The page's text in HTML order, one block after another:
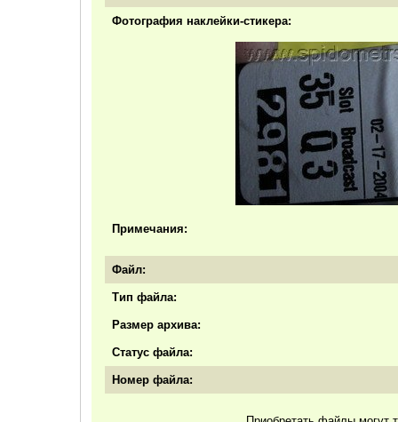
Фотография наклейки-стикера:
Примечания:
Файл:
Тип файла:
Размер архива:
Статус файла:
Номер файла: